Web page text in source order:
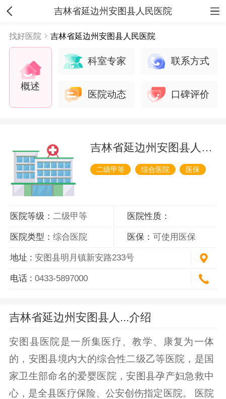
吉林省延边州安图县人民医院
找好医院 吉林省延边州安图县人民医院
概述
科室专家 联系方式
医院动态 口碑评价
吉林省延边州安图县人民医院
二级甲等 综合医院 医保
医院等级：二级甲等 医院性质：
医院类型：综合医院 医保：可使用医保
地址 :安图县明月镇新安路233号
电话 :0433-5897000
吉林省延边州安图县人...介绍
安图县医院是一所集医疗、教学、康复为一体
的，安图县境内大的综合性二级乙等医院，是国
家卫生部命名的爱婴医院，安图县孕产妇急救中
心，是全县医疗保险、公安创伤指定医院。 医院